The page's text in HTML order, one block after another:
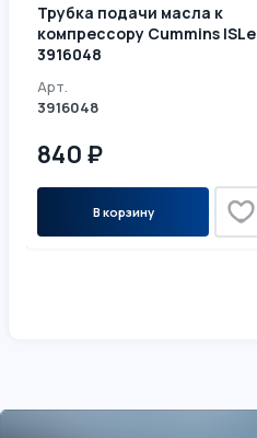
Трубка подачи масла к
компрессору Cummins ISLe
3916048
Арт.
3916048
840 ₽
В корзину